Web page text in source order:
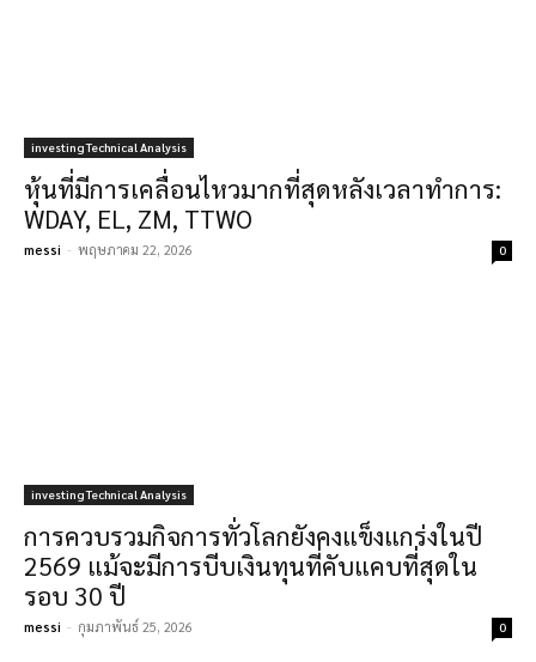
investing Technical Analysis
หุ้นที่มีการเคลื่อนไหวมากที่สุดหลังเวลาทำการ:
WDAY, EL, ZM, TTWO
messi - พฤษภาคม 22, 2026 0
investing Technical Analysis
การควบรวมกิจการทั่วโลกยังคงแข็งแกร่งในปี
2569 แม้จะมีการบีบเงินทุนที่คับแคบที่สุดใน
รอบ 30 ปี
messi - กุมภาพันธ์ 25, 2026 0